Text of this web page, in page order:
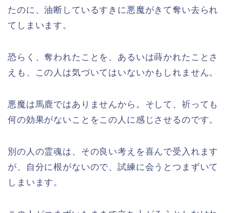
たのに、油断しているすきに悪魔がきて奪い去られ
てしまいます。
恐らく、奪われたことを、あるいは蒔かれたことさ
えも、この人は気づいてはいないかもしれません。
悪魔は馬鹿ではありませんから。そして、祈っても
何の効果がないことをこの人に感じさせるのです。
別の人の霊魂は、その良い考えを喜んで受入れます
が、自分に根がないので、試練に会うとつまずいて
しまいます。